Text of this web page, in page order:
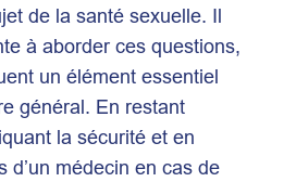
de la santé sexuelle. Il
à aborder ces questions,
un élément essentiel
général. En restant
la sécurité et en
d’un médecin en cas de